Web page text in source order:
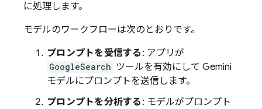
に処理します。
モデルのワークフローは次のとおりです。
プロンプトを受信する : アプリが
GoogleSearch ツールを有効にして Gemini
モデルにプロンプトを送信します。
プロンプトを分析する : モデルがプロンプト